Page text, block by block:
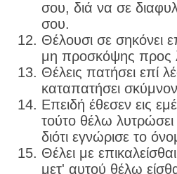
σου, διά να σε
σου.
Θέλουσι σε σηκόνει
μη προσκόψης προς
Θέλεις πατήσει επί
καταπατήσει
Επειδή έθεσεν εις
τούτο θέλω
διότι εγνώρισε το
Θέλει με
μετ' αυτού θέλω